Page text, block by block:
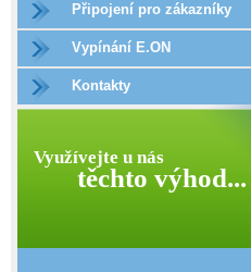
Připojení pro zákazníky
Vypínání E.ON
Kontakty
Využívejte u nás
těchto výhod...